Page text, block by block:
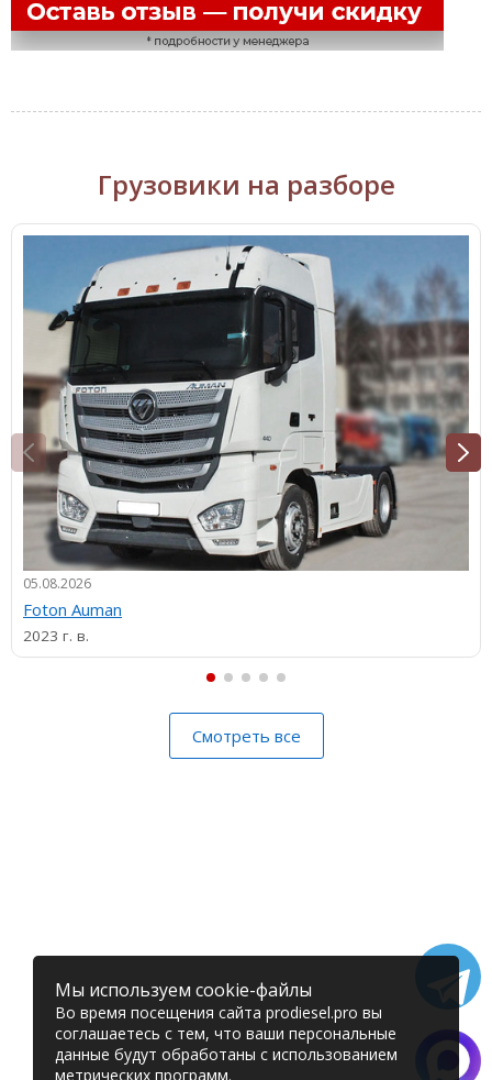
Грузовики на разборе
05.08.2026
Foton Auman
2023 г. в.
Смотреть все
Мы используем cookie-файлы
Во время посещения сайта prodiesel.pro вы
соглашаетесь с тем, что ваши персональные
данные будут обработаны с использованием
метрических программ.